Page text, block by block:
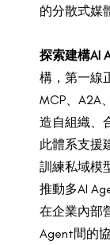
的分散式媒
探索建構AI
構，第一線
MCP、A2A
造自組織、
此體系支援
訓練私域模
推動多AI
在企業內部
Agent間的